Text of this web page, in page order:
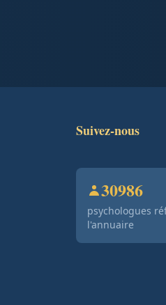
Suivez-nous
30986
psychologues
l'annuaire